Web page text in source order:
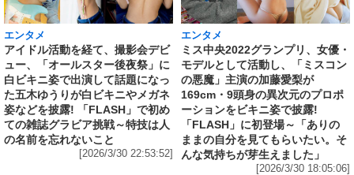
エンタメ
アイドル活動を経て、撮影会デビ
ュー、「オールスター後夜祭」に
白ビキニ姿で出演して話題になっ
た五木ゆうりが白ビキニやメガネ
姿などを披露! 「FLASH」で初め
ての雑誌グラビア挑戦～特技は人
の名前を忘れないこと
[2026/3/30 22:53:52]
エンタメ
ミス中央2022グランプリ、女優・
モデルとして活動し、「ミスコン
の悪魔」主演の加藤愛梨が
169cm・9頭身の異次元のプロポ
ーションをビキニ姿で披露!
「FLASH」に初登場～「ありの
ままの自分を見てもらいたい。そ
んな気持ちが芽生えました」
[2026/3/30 18:05:06]